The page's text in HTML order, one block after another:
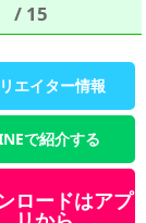
/ 15
エイター情報
で紹介する
ロードはアプ